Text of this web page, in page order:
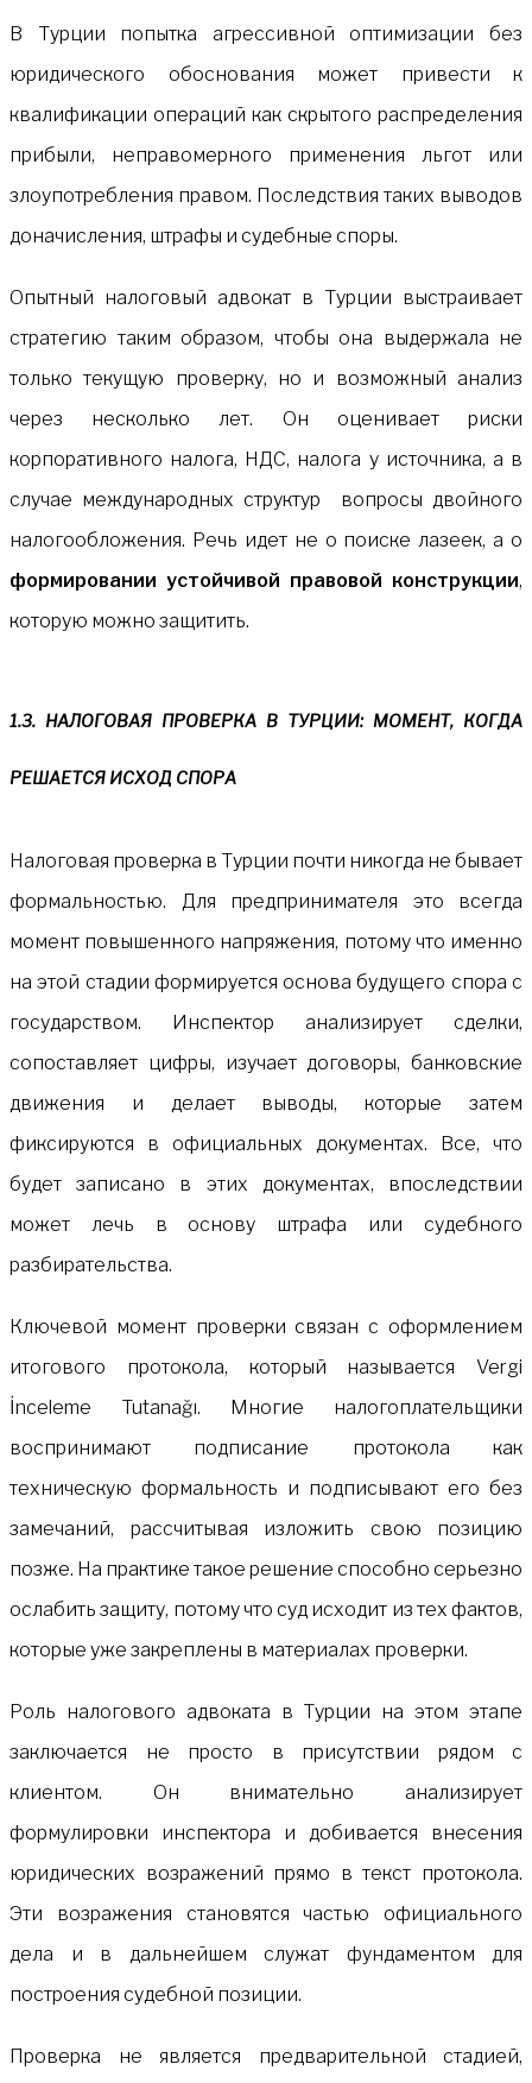
В Турции попытка агрессивной оптимизации без
юридического обоснования может привести к
квалификации операций как скрытого распределения
прибыли, неправомерного применения льгот или
злоупотребления правом. Последствия таких выводов
доначисления, штрафы и судебные споры.
Опытный налоговый адвокат в Турции выстраивает
стратегию таким образом, чтобы она выдержала не
только текущую проверку, но и возможный анализ
через несколько лет. Он оценивает риски
корпоративного налога, НДС, налога у источника, а в
случае международных структур вопросы двойного
налогообложения. Речь идет не о поиске лазеек, а о
формировании устойчивой правовой конструкции,
которую можно защитить.
1.3. НАЛОГОВАЯ ПРОВЕРКА В ТУРЦИИ: МОМЕНТ, КОГДА
РЕШАЕТСЯ ИСХОД СПОРА
Налоговая проверка в Турции почти никогда не бывает
формальностью. Для предпринимателя это всегда
момент повышенного напряжения, потому что именно
на этой стадии формируется основа будущего спора с
государством. Инспектор анализирует сделки,
сопоставляет цифры, изучает договоры, банковские
движения и делает выводы, которые затем
фиксируются в официальных документах. Все, что
будет записано в этих документах, впоследствии
может лечь в основу штрафа или судебного
разбирательства.
Ключевой момент проверки связан с оформлением
итогового протокола, который называется Vergi
İnceleme Tutanağı. Многие налогоплательщики
воспринимают подписание протокола как
техническую формальность и подписывают его без
замечаний, рассчитывая изложить свою позицию
позже. На практике такое решение способно серьезно
ослабить защиту, потому что суд исходит из тех фактов,
которые уже закреплены в материалах проверки.
Роль налогового адвоката в Турции на этом этапе
заключается не просто в присутствии рядом с
клиентом. Он внимательно анализирует
формулировки инспектора и добивается внесения
юридических возражений прямо в текст протокола.
Эти возражения становятся частью официального
дела и в дальнейшем служат фундаментом для
построения судебной позиции.
Проверка не является предварительной стадией,